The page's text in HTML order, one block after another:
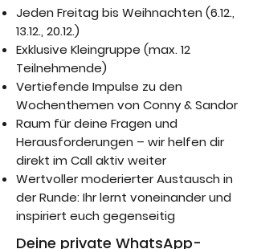
Jeden Freitag bis Weihnachten (6.12.,
13.12., 20.12.)
Exklusive Kleingruppe (max. 12
Teilnehmende)
Vertiefende Impulse zu den
Wochenthemen von Conny & Sandor
Raum für deine Fragen und
Herausforderungen – wir helfen dir
direkt im Call aktiv weiter
Wertvoller moderierter Austausch in
der Runde: Ihr lernt voneinander und
inspiriert euch gegenseitig
Deine private WhatsApp-